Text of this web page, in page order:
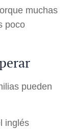
muchas
poco
pueden
inglés